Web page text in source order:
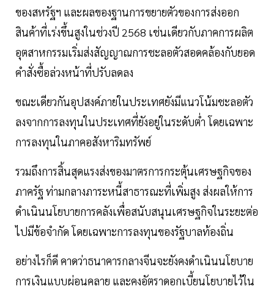
ของสหรัฐฯ และผลของฐานการขยายตัวของการส่งออก
สินค้าที่เร่งขึ้นสูงในช่วงปี 2568 เช่นเดียวกับภาคการผลิต
อุตสาหกรรมเริ่มส่งสัญญาณการชะลอตัวสอดคล้องกับยอด
คำสั่งซื้อล่วงหน้าที่ปรับลดลง
ขณะเดียวกันอุปสงค์ภายในประเทศยังมีแนวโน้มชะลอตัว
ลงจากการลงทุนในประเทศที่ยังอยู่ในระดับต่ำ โดยเฉพาะ
การลงทุนในภาคอสังหาริมทรัพย์
รวมถึงการสิ้นสุดแรงส่งของมาตรการกระตุ้นเศรษฐกิจของ
ภาครัฐ ท่ามกลางภาระหนี้สาธารณะที่เพิ่มสูง ส่งผลให้การ
ดำเนินนโยบายการคลังเพื่อสนับสนุนเศรษฐกิจในระยะต่อ
ไปมีข้อจำกัด โดยเฉพาะการลงทุนของรัฐบาลท้องถิ่น
อย่างไรก็ดี คาดว่าธนาคารกลางจีนจะยังคงดำเนินนโยบาย
การเงินแบบผ่อนคลาย และคงอัตราดอกเบี้ยนโยบายไว้ใน